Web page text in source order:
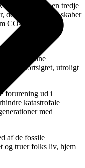
fra en tredje
der i atmosfæren skaber
CO2
sine
er kortsigtet, utroligt
forurening ud i
katastrofale
med
af de fossile
og truer folks liv, hjem